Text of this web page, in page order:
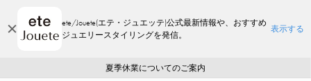
ete/Jouete(エテ・ジュエッテ)公式最新情報や、おすすめ
ジュエリースタイリングを発信。
表示する
採用のご案内
ご注文いただいたお品物のお届け状況について
夏季休業についてのご案内
WEB LIMITED ITEMS >>
採用のご案内
ご注文いただいたお品物のお届け状況について